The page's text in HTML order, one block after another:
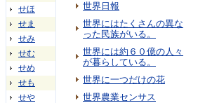
せほ
せま
せみ
せむ
せめ
せも
せや
世界日報
世界にはたくさんの異な
った民族がいる。
世界には約６０億の人々
が暮らしている。
世界に一つだけの花
世界農業センサス